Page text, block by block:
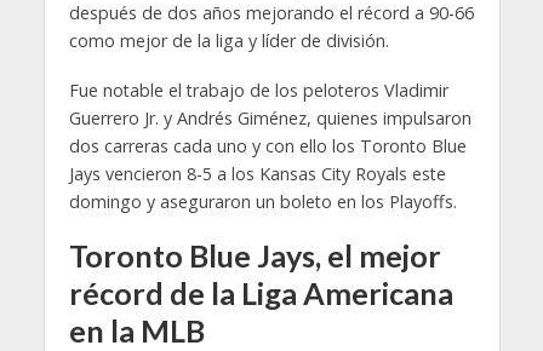
después de dos años mejorando el récord a 90-66
como mejor de la liga y líder de división.
Fue notable el trabajo de los peloteros Vladimir
Guerrero Jr. y Andrés Giménez, quienes impulsaron
dos carreras cada uno y con ello los Toronto Blue
Jays vencieron 8-5 a los Kansas City Royals este
domingo y aseguraron un boleto en los Playoffs.
Toronto Blue Jays, el mejor
récord de la Liga Americana
en la MLB